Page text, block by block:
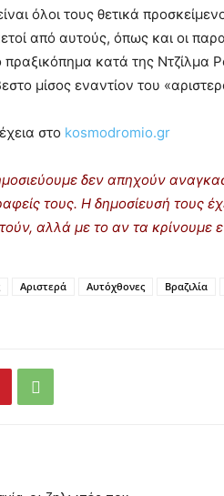
όλοι τους θετικά
από αυτούς, όπως και οι
πραξικόπημα κατά της
μίσος εναντίον του
στο kosmodromio.gr
δεν απηχούν
τους. Η δημοσίευσή τους
αλλά με το αν τα
Αριστερά Αυτόχθονες Βραζιλία